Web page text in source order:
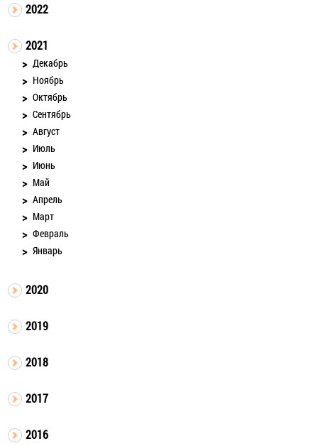
2022
2021
Декабрь
Ноябрь
Октябрь
Сентябрь
Август
Июль
Июнь
Май
Апрель
Март
Февраль
Январь
2020
2019
2018
2017
2016